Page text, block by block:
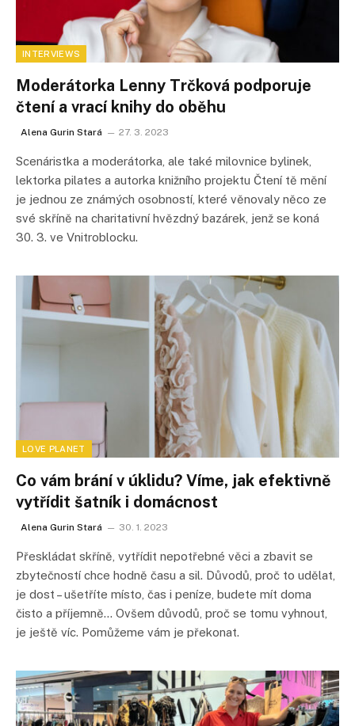
INTERVIEWS
Moderátorka Lenny Trčková podporuje
čtení a vrací knihy do oběhu
Alena Gurin Stará 27. 3. 2023
Scenáristka a moderátorka, ale také milovnice bylinek,
lektorka pilates a autorka knižního projektu Čtení tě mění
je jednou ze známých osobností, které věnovaly něco ze
své skříně na charitativní hvězdný bazárek, jenž se koná
30. 3. ve Vnitroblocku.
LOVE PLANET
Co vám brání v úklidu? Víme, jak efektivně
vytřídit šatník i domácnost
Alena Gurin Stará 30. 1. 2023
Přeskládat skříně, vytřídit nepotřebné věci a zbavit se
zbytečností chce hodně času a sil. Důvodů, proč to udělat,
je dost – ušetříte místo, čas i peníze, budete mít doma
čisto a příjemně… Ovšem důvodů, proč se tomu vyhnout,
je ještě víc. Pomůžeme vám je překonat.